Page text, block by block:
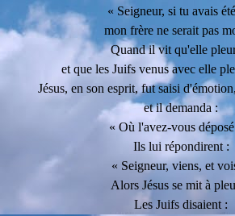
« Seigneur, si tu avais
mon frère ne serait pas
Quand il vit qu'elle
et que les Juifs venus avec elle
Jésus, en son esprit, fut saisi
et il demanda :
« Où l'avez-vous
Ils lui répondirent :
« Seigneur, viens, et
Alors Jésus se mit à
Les Juifs disaient :